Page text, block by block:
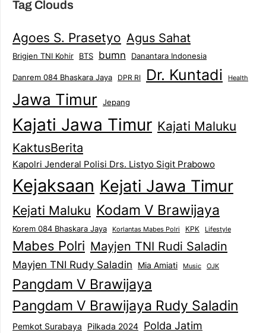
Tag Clouds
Agoes S. Prasetyo Agus Sahat
Brigjen TNI Kohir BTS bumn Danantara Indonesia
Danrem 084 Bhaskara Jaya DPR RI Dr. Kuntadi Health
Jawa Timur Jepang
Kajati Jawa Timur Kajati Maluku
KaktusBerita
Kapolri Jenderal Polisi Drs. Listyo Sigit Prabowo
Kejaksaan Kejati Jawa Timur
Kejati Maluku Kodam V Brawijaya
Korem 084 Bhaskara Jaya Korlantas Mabes Polri KPK Lifestyle
Mabes Polri Mayjen TNI Rudi Saladin
Mayjen TNI Rudy Saladin Mia Amiati Music OJK
Pangdam V Brawijaya
Pangdam V Brawijaya Rudy Saladin
Pemkot Surabaya Pilkada 2024 Polda Jatim